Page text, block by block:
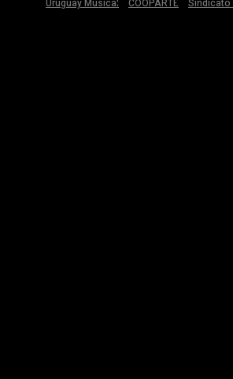
Uruguay Musical
COOPARTE Sindicato